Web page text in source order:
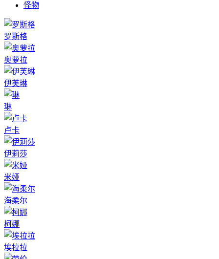
怪物
罗斯格
奥萝拉
伊芙琳
琳
卢卡
伊莉莎
米娅
海柔尔
柯娜
埃拉拉